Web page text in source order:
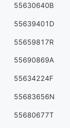
55630640B
55639401D
55659817R
55690869A
55634224F
55683656N
55680677T